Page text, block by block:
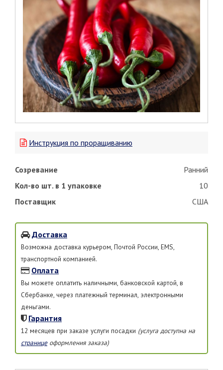
Инструкция по проращиванию
Созревание
Ранний
Кол-во шт. в 1 упаковке
10
Поставщик
США
Доставка
Возможна доставка курьером, Почтой России, EMS,
транспортной компанией.
Оплата
Вы можете оплатить наличными, банковской картой, в
Сбербанке, через платежный терминал, электронными
деньгами.
Гарантия
12 месяцев при заказе услуги посадки (услуга доступна на
страницеоформления заказа)